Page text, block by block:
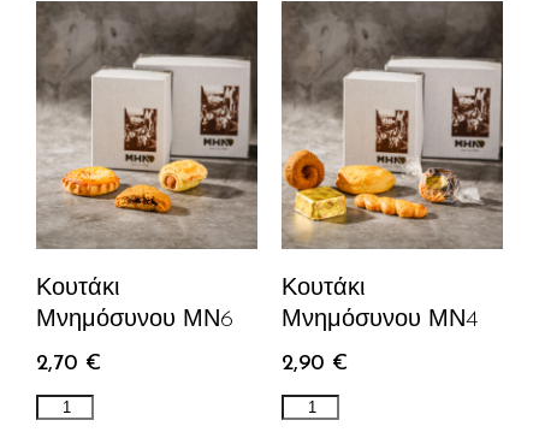
Κουτάκι
Μνημόσυνου ΜΝ6
2,70 €
Κουτάκι
Μνημόσυνου ΜΝ4
2,90 €